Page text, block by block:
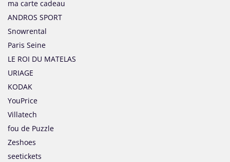
ma carte cadeau
ANDROS SPORT
Snowrental
Paris Seine
LE ROI DU MATELAS
URIAGE
KODAK
YouPrice
Villatech
fou de Puzzle
Zeshoes
seetickets